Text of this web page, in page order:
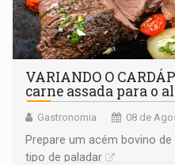
VARIANDO O
carne assada para o
Gastronomia 08 de
Prepare um acém bovino
tipo de paladar